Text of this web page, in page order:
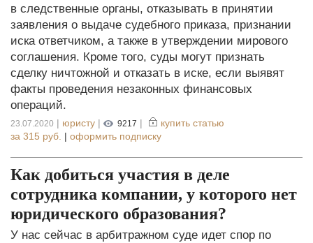
в следственные органы, отказывать в принятии
заявления о выдаче судебного приказа, признании
иска ответчиком, а также в утверждении мирового
соглашения. Кроме того, суды могут признать
сделку ничтожной и отказать в иске, если выявят
факты проведения незаконных финансовых
операций.
23.07.2020 | юристу | 9217 |
купить статью
за 315 руб. | оформить подписку
Как добиться участия в деле
сотрудника компании, у которого нет
юридического образования?
У нас сейчас в арбитражном суде идет спор по